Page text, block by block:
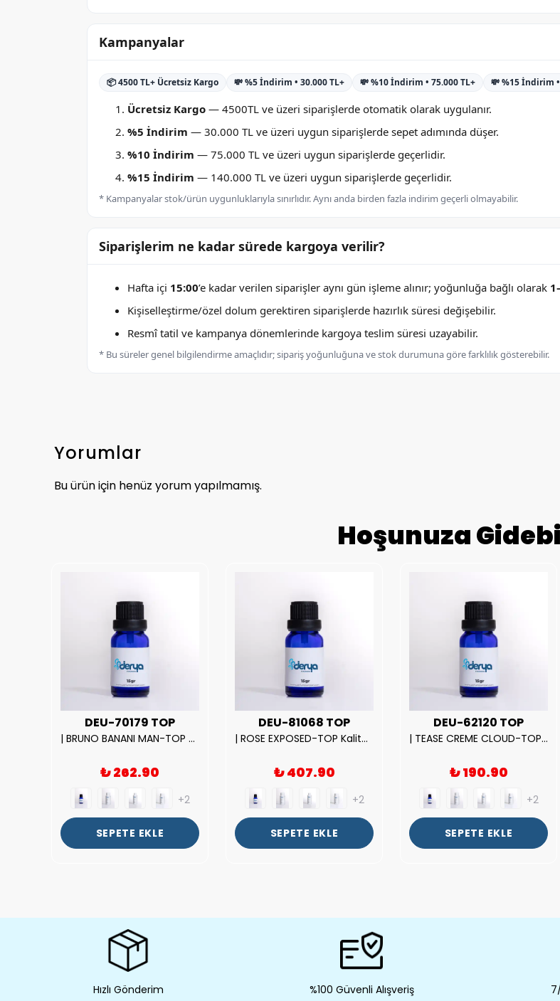
Kampanyalar
📦 4500 TL+ Ücretsiz Kargo 💸 %5 İndirim • 30.000 TL+ 💸 %10 İndirim • 75.000 TL+ 💸 %15 İndirim
Ücretsiz Kargo — 4500TL ve üzeri siparişlerde otomatik olarak uygulanır.
%5 İndirim — 30.000 TL ve üzeri uygun siparişlerde sepet adımında düşer.
%10 İndirim — 75.000 TL ve üzeri uygun siparişlerde geçerlidir.
%15 İndirim — 140.000 TL ve üzeri uygun siparişlerde geçerlidir.
* Kampanyalar stok/ürün uygunluklarıyla sınırlıdır. Aynı anda birden fazla indirim geçerli olmayabilir.
Siparişlerim ne kadar sürede kargoya verilir?
Hafta içi 15:00’e kadar verilen siparişler aynı gün işleme alınır; yoğunluğa bağlı olarak
Kişiselleştirme/özel dolum gerektiren siparişlerde hazırlık süresi değişebilir.
Resmî tatil ve kampanya dönemlerinde kargoya teslim süresi uzayabilir.
* Bu süreler genel bilgilendirme amaçlıdır; sipariş yoğunluğuna ve stok durumuna göre farklılık gösterebilir.
Yorumlar
Bu ürün için henüz yorum yapılmamış.
Hoşunuza
DEU-70179 TOP
| BRUNO BANANI MAN-TOP Kalite Erkek Parfüm Esansı.|
₺ 262.90
+2
SEPETE EKLE
DEU-81068 TOP
| ROSE EXPOSED-TOP Kalite Unısex Parfüm Esansı.|
₺ 407.90
+2
SEPETE EKLE
DEU-62120 TOP
| TEASE CREME CLOUD-TOP Kalite Kadın Parfüm Esansı.|
₺ 190.90
+2
SEPETE EKLE
Hızlı Gönderim
%100 Güvenli Alışveriş